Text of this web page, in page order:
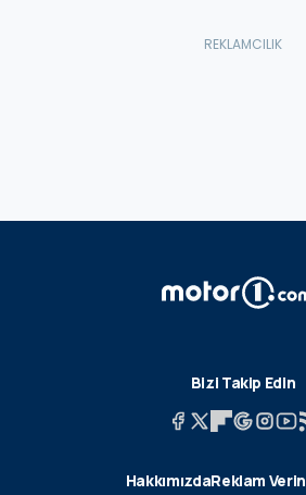
Bizi Takip Edin
HakkımızdaReklam Verin